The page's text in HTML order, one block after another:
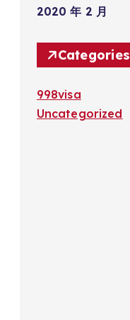
2020 年 2 月
Categories
998visa
Uncategorized